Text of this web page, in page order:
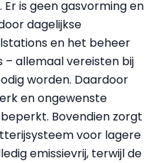
is geen gasvorming en
dagelijkse
en het beheer
allemaal vereisten bij
worden. Daardoor
en ongewenste
Bovendien zorgt
voor lagere
emissievrij, terwijl de